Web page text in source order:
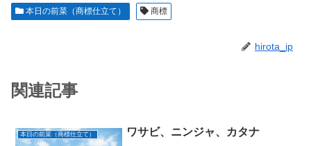
本日の前菜（商標仕立て） 商標
hirota_ip
関連記事
本日の前菜（商標仕立て） ワサビ、ニンジャ、カタナ